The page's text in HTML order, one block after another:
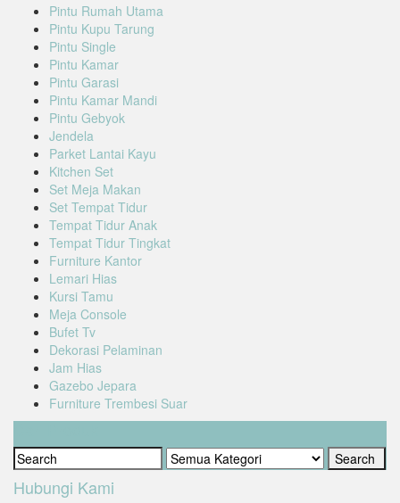
Pintu Rumah Utama
Pintu Kupu Tarung
Pintu Single
Pintu Kamar
Pintu Garasi
Pintu Kamar Mandi
Pintu Gebyok
Jendela
Parket Lantai Kayu
Kitchen Set
Set Meja Makan
Set Tempat Tidur
Tempat Tidur Anak
Tempat Tidur Tingkat
Furniture Kantor
Lemari Hias
Kursi Tamu
Meja Console
Bufet Tv
Dekorasi Pelaminan
Jam Hias
Gazebo Jepara
Furniture Trembesi Suar
Cari Produk
Hubungi Kami